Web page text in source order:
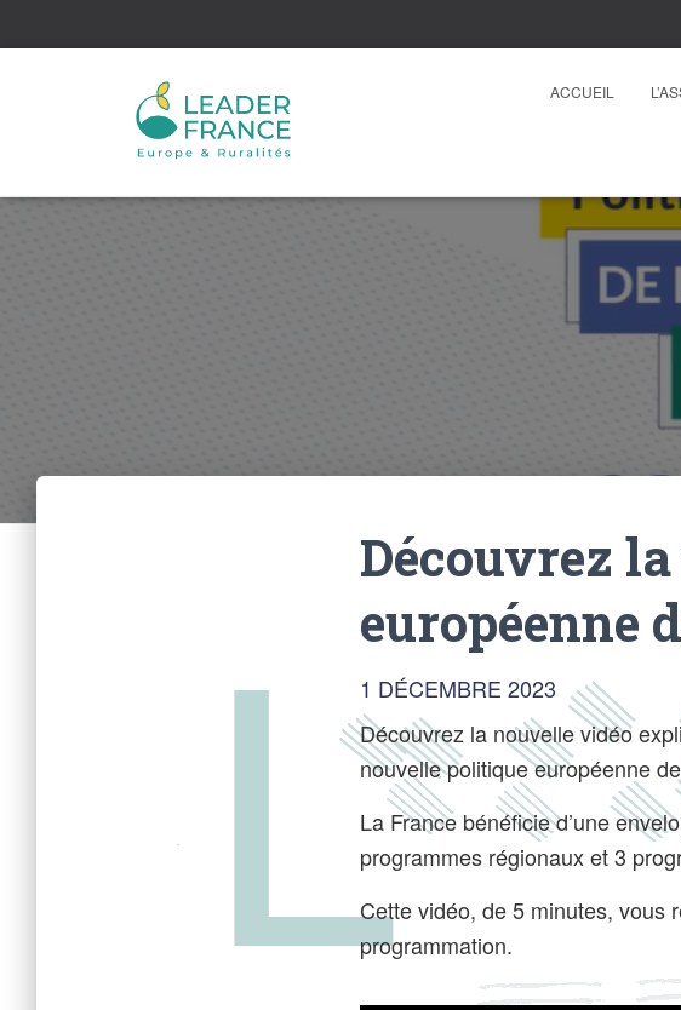
ACCUEIL
Découvrez
européenne
1 DÉCEMBRE 2023
Découvrez la nouvelle vidéo
nouvelle politique européenne
La France bénéficie d’une
programmes régionaux et 3
Cette vidéo, de 5 minutes, vous
programmation.